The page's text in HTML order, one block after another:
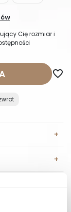
Cię rozmiar i
favorite_border